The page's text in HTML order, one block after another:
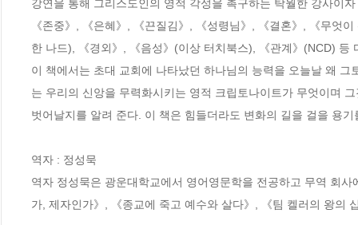
강연을 통해 그리스도인의 영적 각성을 촉구하는 탁월한 강사이
《존중》, 《은혜》, 《끈질김》, 《성령님》, 《결혼》, 《무엇
한 나드), 《경외》, 《음성》(이상 터치북스), 《관계》(NCD) 등
이 책에서는 초대 교회에 나타났던 하나님의 능력을 오늘날 왜
는 우리의 신앙을 무력화시키는 영적 크립토나이트가 무엇이며
벗어날지를 알려 준다. 이 책은 힘들더라도 변화의 길을 걸을 용
역자 : 정성묵
역자 정성묵은 광운대학교에서 영어영문학을 전공하고 무역 회
가, 제자인가》, 《종교에 죽고 예수와 살다》, 《팀 켈러의 왕의